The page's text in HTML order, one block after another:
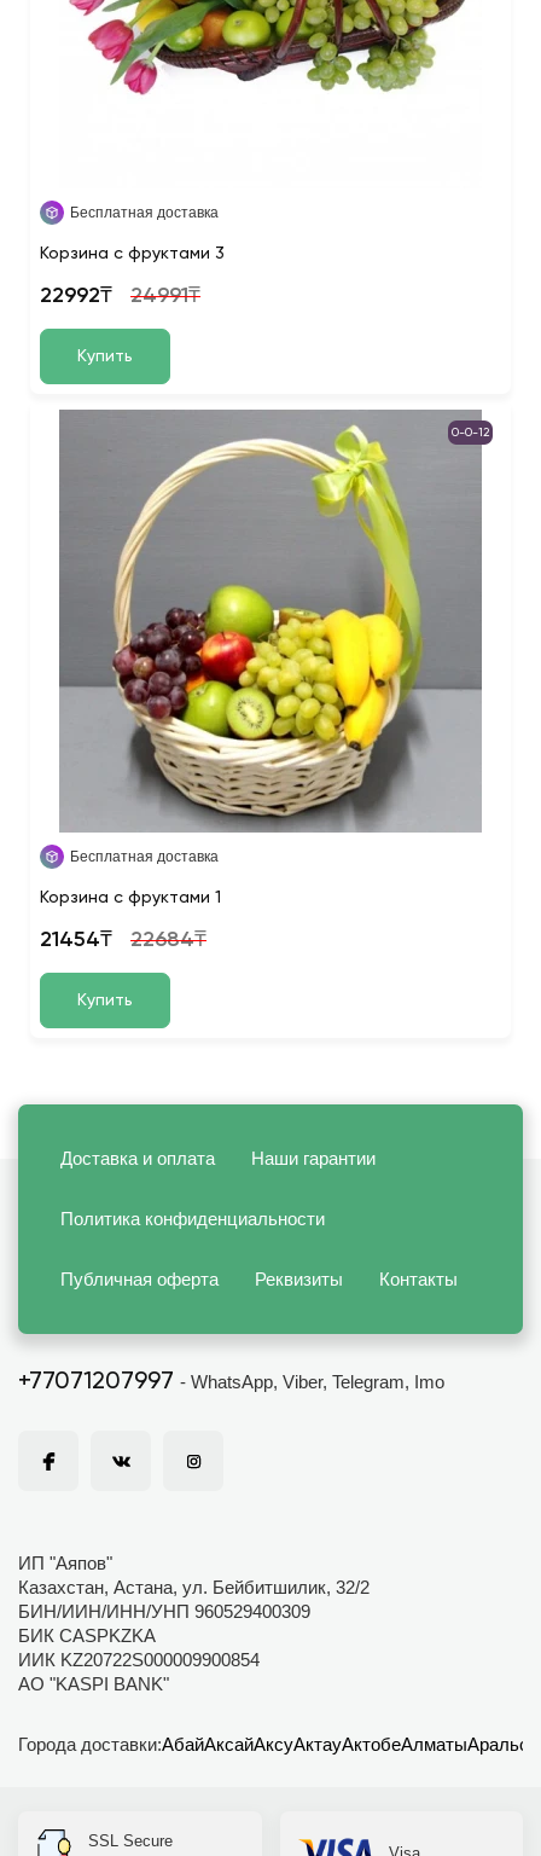
Бесплатная доставка
Корзина с фруктами 3
22992₸ 24991₸
Купить
0-0-12
Бесплатная доставка
Корзина с фруктами 1
21454₸ 22684₸
Купить
Доставка и оплата Наши гарантии
Политика конфиденциальности
Публичная оферта Реквизиты Контакты
+77071207997 - WhatsApp, Viber, Telegram, Imo
ИП "Аяпов"
Казахстан, Астана, ул. Бейбитшилик, 32/2
БИН/ИИН/ИНН/УНП 960529400309
БИК CASPKZKA
ИИК KZ20722S000009900854
АО "KASPI BANK"
Города доставки:АбайАксайАксуАктауАктобеАлматыАральск
SSL Secure